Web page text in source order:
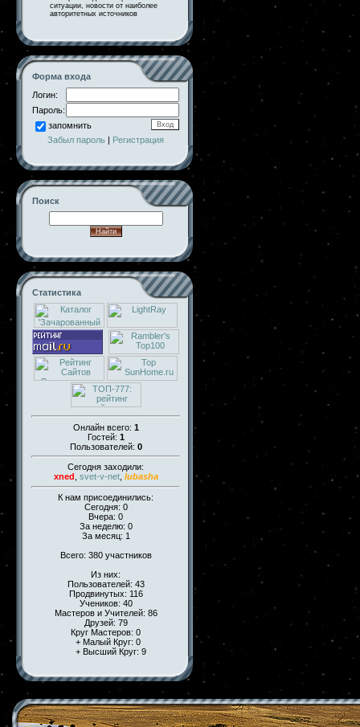
ситуации, новости от наиболее
авторитетных источников
Форма входа
Логин:
Пароль:
запомнить
Забыл пароль | Регистрация
Поиск
Статистика
Онлайн всего: 1
Гостей: 1
Пользователей: 0
Сегодня заходили:
xned
svet-v-net, lubasha
К нам присоединились:
Сегодня: 0
Вчера: 0
За неделю: 0
За месяц: 1
Всего: 380 участников
Из них:
Пользователей: 43
Продвинутых: 116
Учеников: 40
Мастеров и Учителей: 86
Друзей: 79
Круг Мастеров: 0
+ Малый Круг: 0
+ Высший Круг: 9